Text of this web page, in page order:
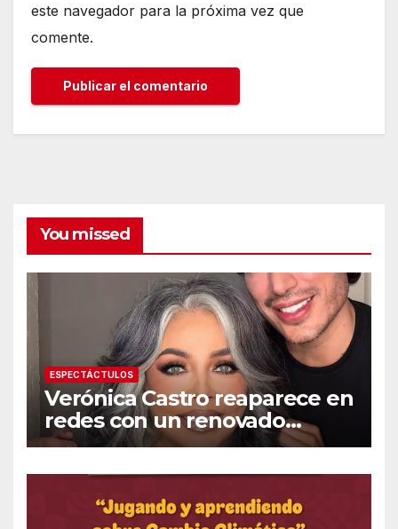
este navegador para la próxima vez que
comente.
You missed
ESPECTÁCTULOS
Verónica Castro reaparece en
redes con un renovado
cambio de look